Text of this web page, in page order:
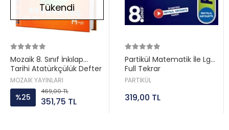
Tükendi
Mozaik 8. Sınıf İnkılap
Tarihi Atatürkçülük Defter
Kitap
MOZAİK YAYINLARI
%25
469,00 TL
351,75 TL
Partikül Matematik İle Lgs
Full Tekrar
PARTİKÜL
319,00 TL